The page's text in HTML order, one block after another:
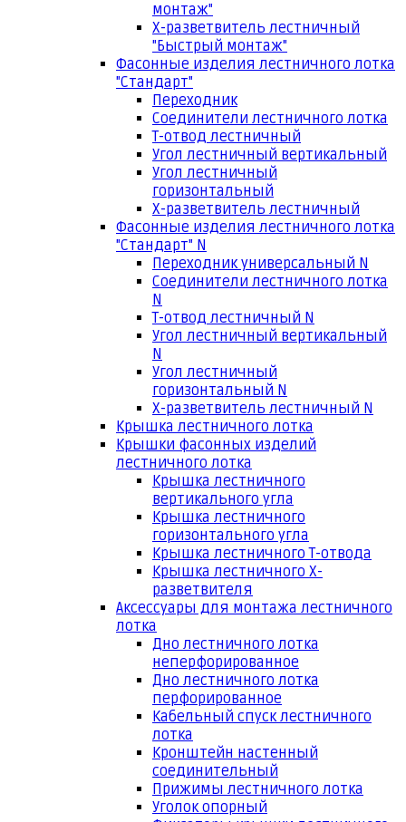
монтаж"
Х-разветвитель лестничный
"Быстрый монтаж"
Фасонные изделия лестничного лотка
"Стандарт"
Переходник
Соединители лестничного лотка
Т-отвод лестничный
Угол лестничный вертикальный
Угол лестничный
горизонтальный
Х-разветвитель лестничный
Фасонные изделия лестничного лотка
"Стандарт" N
Переходник универсальный N
Соединители лестничного лотка
N
Т-отвод лестничный N
Угол лестничный вертикальный
N
Угол лестничный
горизонтальный N
Х-разветвитель лестничный N
Крышка лестничного лотка
Крышки фасонных изделий
лестничного лотка
Крышка лестничного
вертикального угла
Крышка лестничного
горизонтального угла
Крышка лестничного Т-отвода
Крышка лестничного Х-
разветвителя
Аксессуары для монтажа лестничного
лотка
Дно лестничного лотка
неперфорированное
Дно лестничного лотка
перфорированное
Кабельный спуск лестничного
лотка
Кронштейн настенный
соединительный
Прижимы лестничного лотка
Уголок опорный